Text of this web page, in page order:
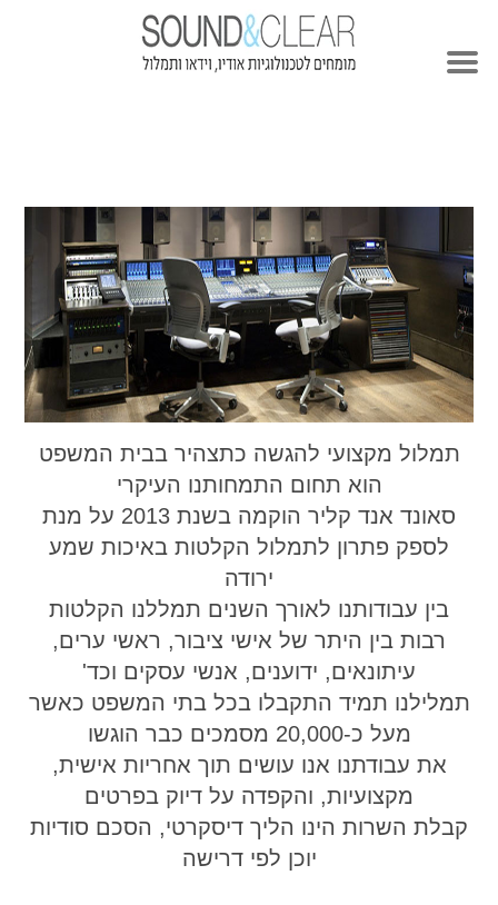
תמלול מקצועי להגשה כתצהיר בבית המשפט
הוא תחום התמחותנו העיקרי
סאונד אנד קליר הוקמה בשנת 2013 על מנת
לספק פתרון לתמלול הקלטות באיכות שמע
ירודה
בין עבודותנו לאורך השנים תמללנו הקלטות
רבות בין היתר של אישי ציבור, ראשי ערים,
עיתונאים, ידוענים, אנשי עסקים וכד'
תמלילנו תמיד התקבלו בכל בתי המשפט כאשר
מעל כ-20,000 מסמכים כבר הוגשו
את עבודתנו אנו עושים תוך אחריות אישית,
מקצועיות, והקפדה על דיוק בפרטים
קבלת השרות הינו הליך דיסקרטי, הסכם סודיות
יוכן לפי דרישה